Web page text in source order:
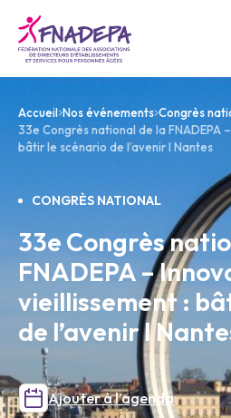
Accueil Nos événements Congrès
33e Congrès national de la FNADEPA
bâtir le scénario de l’avenir I Nantes
CONGRÈS NATIONAL
33e Congrès
FNADEPA –
vieillissement :
de l’avenir I
Ajouter à l’agenda